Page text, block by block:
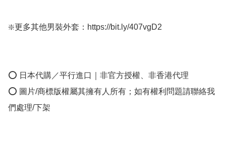
❇️更多其他男裝外套：https://bit.ly/407vgD2
⭕ 日本代購／平行進口｜非官方授權、非香港代理
⭕ 圖片/商標版權屬其擁有人所有；如有權利問題請聯絡我
們處理/下架